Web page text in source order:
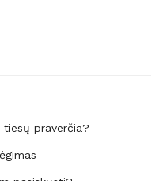
tiesų praverčia?